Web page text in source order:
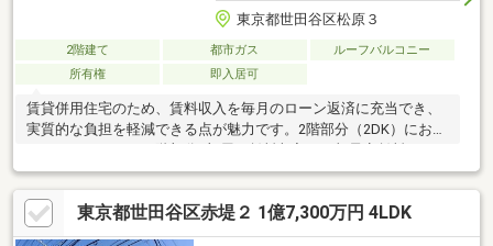
東京都世田谷区松原３
2階建て 都市ガス
ルーフバルコニー
所有権
即入居可
賃貸併用住宅のため、賃料収入を毎月のローン返済に充当でき、
実質的な負担を軽減できる点が魅力です。2階部分（2DK）にお住
166，000円）を住宅ローンの支払いに回すことができます。
（例）住宅ローン：月額金291，702円（ローン金額：1億円 金
利：1.2％ 期間：35年の場合）金291，702円－金166，000円＝
金125，702円毎月金125，702円の持ち出しで生活可能となる計算
東京都世田谷区赤堤２ 1億7,300万円 4LDK